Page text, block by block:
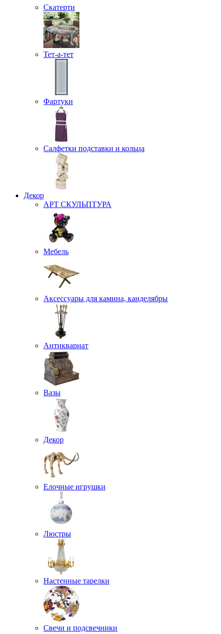
Скатерти
Тет-а-тет
Фартуки
Салфетки подставки и кольца
Декор
АРТ СКУЛЬПТУРА
Мебель
Аксессуары для камина, канделябры
Антиквариат
Вазы
Декор
Елочные игрушки
Люстры
Настенные тарелки
Свечи и подсвечники